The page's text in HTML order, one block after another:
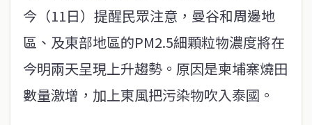
今（11日）提醒民眾注意，曼谷和周邊地
區、及東部地區的PM2.5細顆粒物濃度將在
今明兩天呈現上升趨勢。原因是柬埔寨燒田
數量激增，加上東風把污染物吹入泰國。